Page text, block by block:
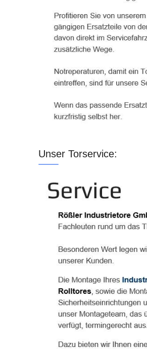
Unser Torservice: